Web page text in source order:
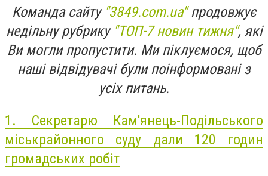
Команда сайту "3849.com.ua"продовжує
недільну рубрику "ТОП-7 новин тижня", які
Ви могли пропустити. Ми піклуємося, щоб
наші відвідувачі були поінформовані з
усіх питань.
1. Секретарю Кам'янець-Подільського
міськрайонного суду дали 120 годин
громадських робіт